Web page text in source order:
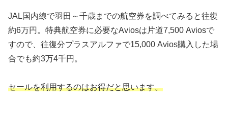
JAL国内線で羽田～千歳までの航空券を調べてみると往復
約6万円。特典航空券に必要なAviosは片道7,500 Aviosで
すので、往復分プラスアルファで15,000 Avios購入した場
合でも約3万4千円。
セールを利用するのはお得だと思います。